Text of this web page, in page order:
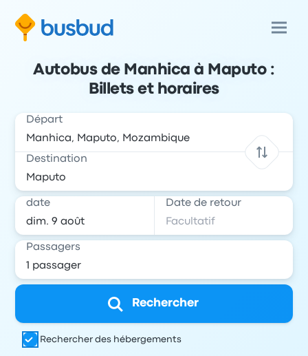
Autobus de Manhica à Maputo :
Billets et horaires
Départ
Destination
date Date de retour
Passagers
Rechercher
Rechercher des hébergements